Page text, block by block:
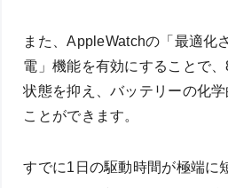
また、AppleWatchの「最適化
電」機能を有効にすることで
状態を抑え、バッテリーの化
ことができます。
すでに1日の駆動時間が極端に